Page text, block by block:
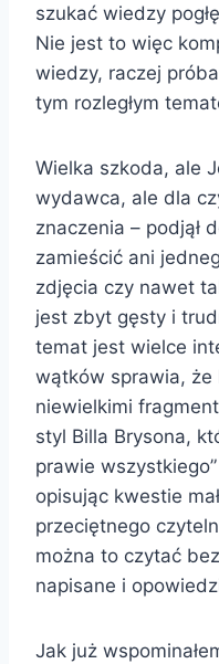
szukać wiedzy
Nie jest to więc
wiedzy, raczej
tym rozległym
Wielka szkoda, ale
wydawca, ale dla
znaczenia – podjął
zamieścić ani
zdjęcia czy nawet
jest zbyt gęsty i
temat jest wielce
wątków sprawia, że
niewielkimi
styl Billa Brysona,
prawie
opisując kwestie
przeciętnego
można to czytać
napisane i
Jak już